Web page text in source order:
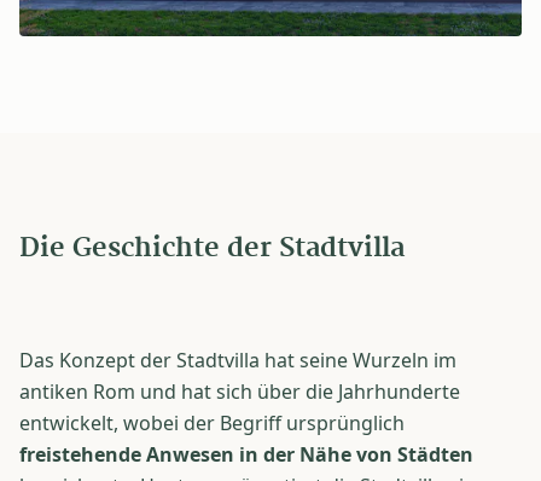
Die Geschichte der Stadtvilla
Das Konzept der Stadtvilla hat seine Wurzeln im
antiken Rom und hat sich über die Jahrhunderte
entwickelt, wobei der Begriff ursprünglich
freistehende Anwesen in der Nähe von Städten